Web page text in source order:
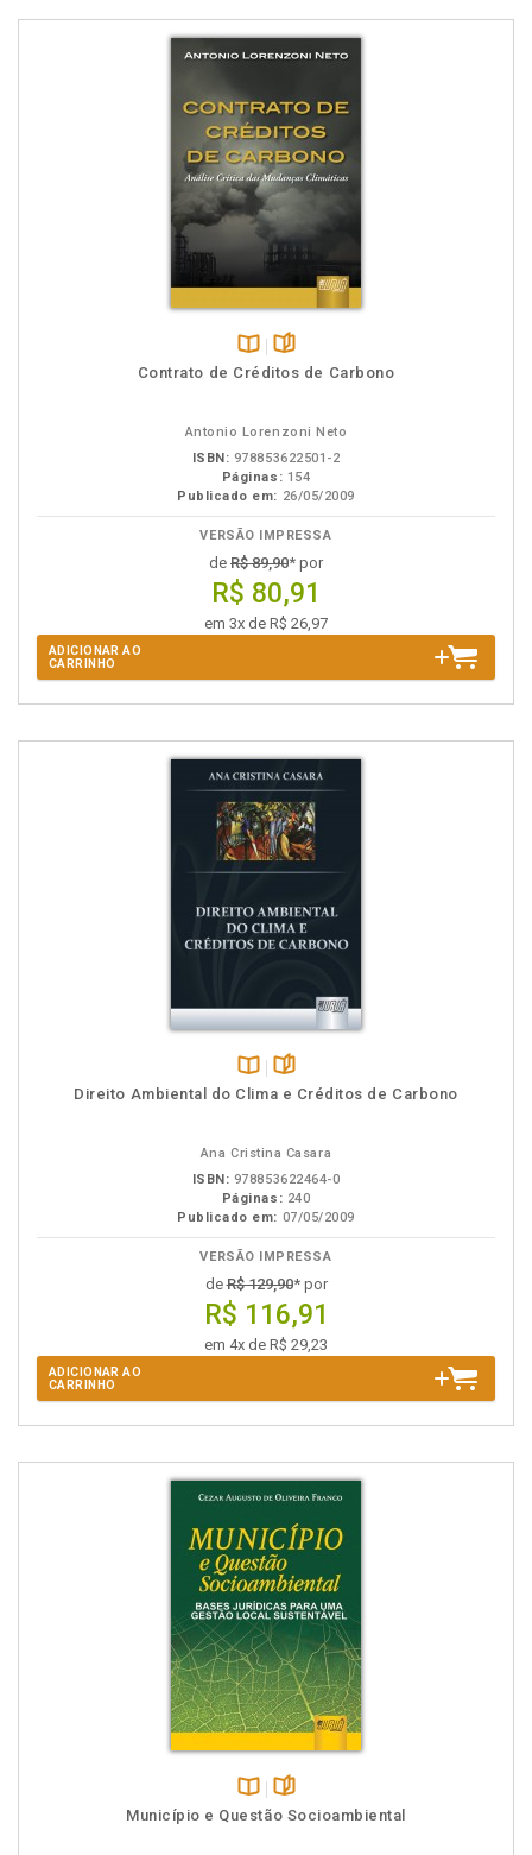
Disponível
páginas
Contrato de Créditos de Carbono
Antonio Lorenzoni Neto
ISBN: 978853622501-2
Páginas: 154
Publicado em: 26/05/2009
VERSÃO IMPRESSA
de R$ 89,90* por
R$ 80,91
em 3x de R$ 26,97
ADICIONAR AO
CARRINHO
Disponível
páginas
Direito Ambiental do Clima e Créditos de Carbono
Ana Cristina Casara
ISBN: 978853622464-0
Páginas: 240
Publicado em: 07/05/2009
VERSÃO IMPRESSA
deR$ 129,90* por
R$ 116,91
em 4x de R$ 29,23
ADICIONAR AO
CARRINHO
Disponível
páginas
Município e Questão Socioambiental